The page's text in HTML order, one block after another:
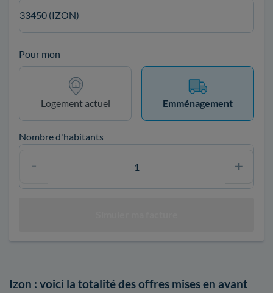
33450 (IZON)
Pour mon
Logement actuel Emménagement
Nombre d'habitants
Izon : voici la totalité des offres mises en avant